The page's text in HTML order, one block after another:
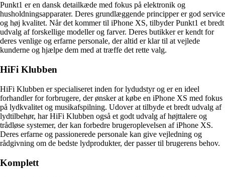
Punkt1 er en dansk detailkæde med fokus på elektronik og
husholdningsapparater. Deres grundlæggende principper er god service
og høj kvalitet. Når det kommer til iPhone XS, tilbyder Punkt1 et bredt
udvalg af forskellige modeller og farver. Deres butikker er kendt for
deres venlige og erfarne personale, der altid er klar til at vejlede
kunderne og hjælpe dem med at træffe det rette valg.
HiFi Klubben
HiFi Klubben er specialiseret inden for lydudstyr og er en ideel
forhandler for forbrugere, der ønsker at købe en iPhone XS med fokus
på lydkvalitet og musikafspilning. Udover at tilbyde et bredt udvalg af
lydtilbehør, har HiFi Klubben også et godt udvalg af højttalere og
trådløse systemer, der kan forbedre brugeroplevelsen af iPhone XS.
Deres erfarne og passionerede personale kan give vejledning og
rådgivning om de bedste lydprodukter, der passer til brugerens behov.
Komplett